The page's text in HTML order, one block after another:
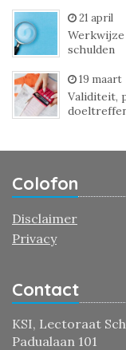
21 april
schulden
19 maart
Validiteit,
Colofon
Disclaimer
Privacy
Contact
KSI, Lectoraat
Padualaan 101